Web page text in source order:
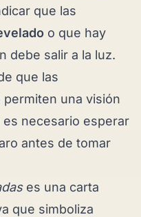
que las
o que hay
debe salir a la luz.
que las
una visión
necesario esperar
antes de tomar
es una carta
que simboliza